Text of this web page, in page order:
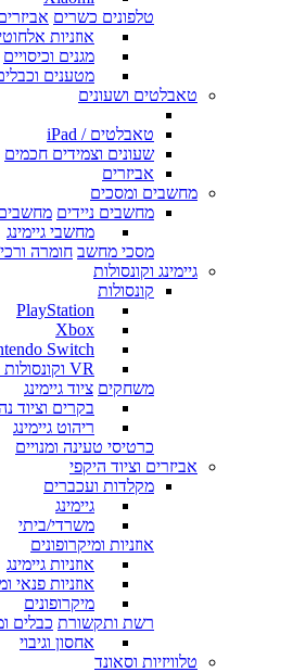
טלפונים כשרים
אוזניות
מגנים וכיסויים
מטענים
טאבלטים ושעונים
טאבלטים / iPad
שעונים וצמידים חכמים
אביזרים
מחשבים ומסכים
מחשבים ניידים מחשבים
מחשבי גיימינג
מסכי מחשב חומרה
גיימינג וקונסולות
קונסולות
PlayStation
Xbox
Switch
VR וקונסולות נוספות
משחקים ציוד גיימינג
בקרים וציוד
ריהוט גיימינג
כרטיסי טעינה ומנויים
אביזרים וציוד היקפי
מקלדות ועכברים
גיימינג
משרדי/ביתי
אוזניות ומיקרופונים
אוזניות גיימינג
אוזניות פנאי
מיקרופונים
רשת ותקשורת כבלים
אחסון וגיבוי
טלוויזיות וסאונד